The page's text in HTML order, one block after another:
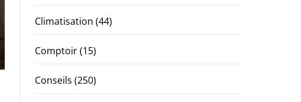
Climatisation (44)
Comptoir(15)
Conseils (250)